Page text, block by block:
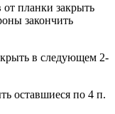
планки закрыть
закончить
в следующем 2-
оставшиеся по 4 п.